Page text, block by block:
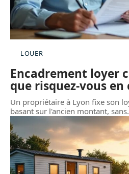
LOUER
Encadrement loyer
que risquez-vous en
Un propriétaire à Lyon fixe son
basant sur l'ancien montant, sans